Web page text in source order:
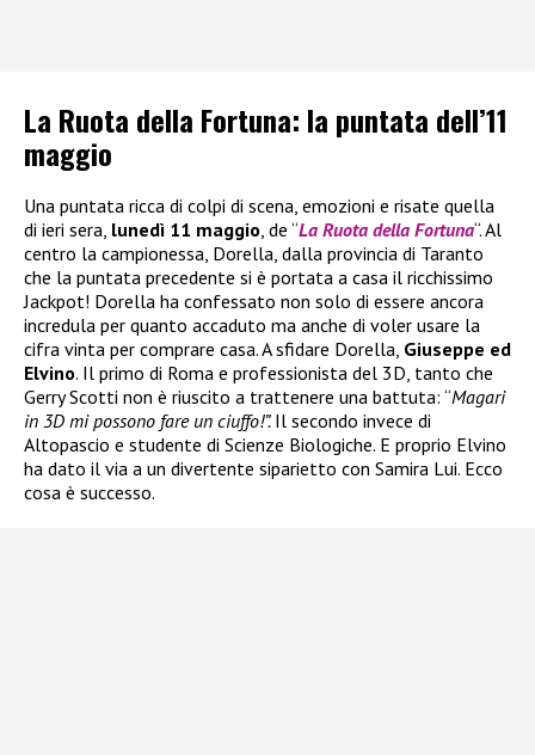
La Ruota della Fortuna: la puntata dell’11
maggio
Una puntata ricca di colpi di scena, emozioni e risate quella
di ieri sera, lunedì 11 maggio, de “La Ruota della Fortuna“. Al
centro la campionessa, Dorella, dalla provincia di Taranto
che la puntata precedente si è portata a casa il ricchissimo
Jackpot! Dorella ha confessato non solo di essere ancora
incredula per quanto accaduto ma anche di voler usare la
cifra vinta per comprare casa. A sfidare Dorella, Giuseppe ed
Elvino. Il primo di Roma e professionista del 3D, tanto che
Gerry Scotti non è riuscito a trattenere una battuta: “Magari
in 3D mi possono fare un ciuffo!”. Il secondo invece di
Altopascio e studente di Scienze Biologiche. E proprio Elvino
ha dato il via a un divertente siparietto con Samira Lui. Ecco
cosa è successo.